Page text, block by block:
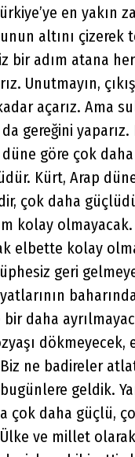
en yakın
altını çizerek
bir adım atana
Unutmayın,
açarız. Ama
gereğini
göre çok
Kürt, Arap
çok daha
kolay olmayacak.
elbette kolay
geri
bir daha
dökmeyecek,
ne badireler
geldik.
çok daha güçlü,
ve millet